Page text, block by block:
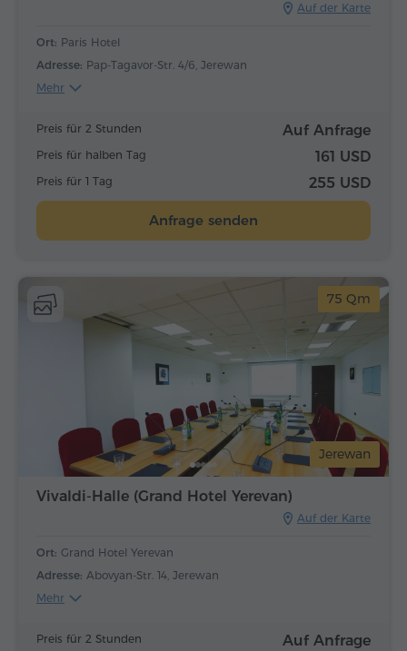
Auf der Karte
Ort: Paris Hotel
Adresse: Pap-Tagavor-Str. 4/6, Jerewan
Mehr
Preis für 2 Stunden Auf Anfrage
Preis für halben Tag 161 USD
Preis für 1 Tag 255 USD
Anfrage senden
Jerewan
75 Qm
Vivaldi-Halle (Grand Hotel Yerevan)
Auf der Karte
Ort: Grand Hotel Yerevan
Adresse: Abovyan-Str. 14, Jerewan
Mehr
Preis für 2 Stunden Auf Anfrage